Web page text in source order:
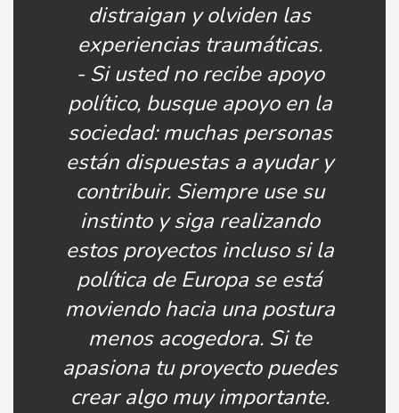
distraigan y olviden las
experiencias traumáticas.
- Si usted no recibe apoyo
político, busque apoyo en la
sociedad: muchas personas
están dispuestas a ayudar y
contribuir. Siempre use su
instinto y siga realizando
estos proyectos incluso si la
política de Europa se está
moviendo hacia una postura
menos acogedora. Si te
apasiona tu proyecto puedes
crear algo muy importante.